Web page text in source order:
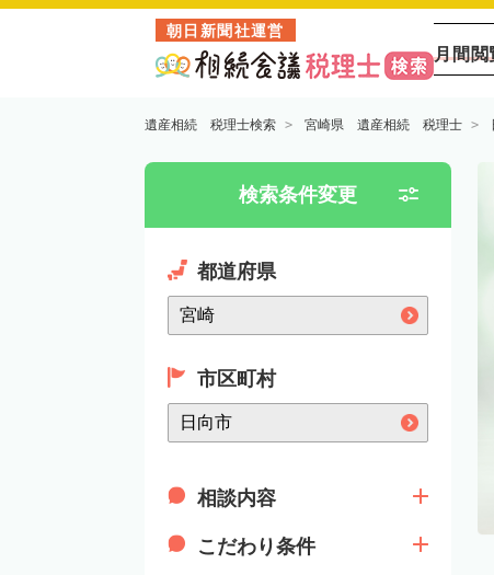
朝日新聞社運営
月間閲
遺産相続 税理士検索 宮崎県 遺産相続 税理士
検索条件変更
都道府県
市区町村
相談内容
こだわり条件